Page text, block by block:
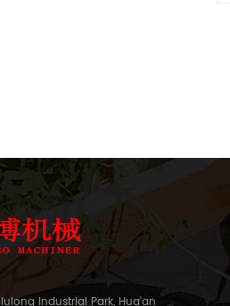
Industrial Park, Hua'an